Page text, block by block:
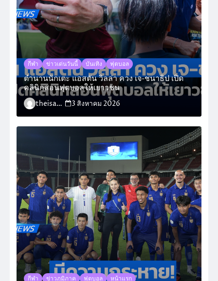
กีฬา ข่าวเด่นวันนี้ บันเทิง ฟุตบอล
ตำนานนักเตะ แอสตัน วิลล่า ควง เจ-ชนาธิป เปิด
คลินิกสอนฟุตบอลให้เยาวชน
theisara_admin 3 สิงหาคม 2026
กีฬา ข่าวภูมิภาค ฟุตบอล หน้าแรก